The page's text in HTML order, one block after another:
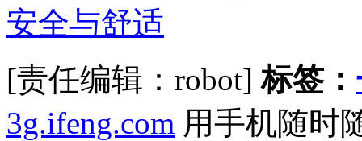
[责任编辑：robot]标签：
3g.ifeng.com 用手机随时